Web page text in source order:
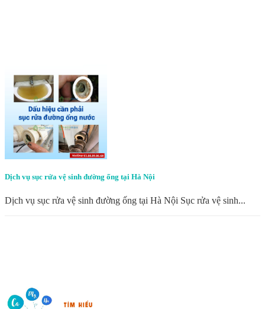
Dịch vụ sục rửa vệ sinh đường ống tại Hà Nội
Dịch vụ sục rửa vệ sinh đường ống tại Hà Nội Sục rửa vệ sinh...